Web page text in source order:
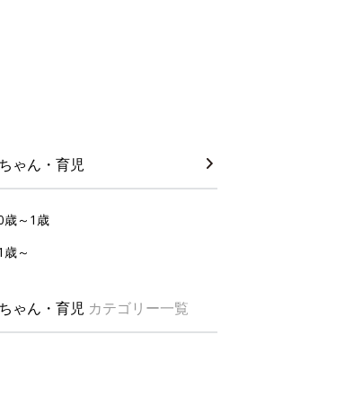
ゃん・育児
歳～1歳
～
ゃん・育児 カテゴリー一覧